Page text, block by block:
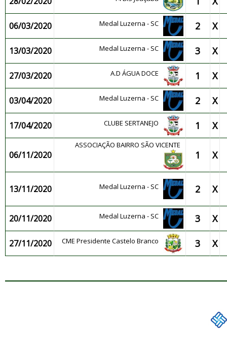
06/03/2020 Medal Luzerna - SC 2 X
13/03/2020 Medal Luzerna - SC 3 X
27/03/2020 A.D ÁGUA DOCE 1 X
03/04/2020 Medal Luzerna - SC 2 X
17/04/2020 CLUBE SERTANEJO 1 X
06/11/2020
ASSOCIAÇÃO BAIRRO SÃO VICENTE
1 X
13/11/2020 Medal Luzerna - SC 2 X
20/11/2020 Medal Luzerna - SC 3 X
27/11/2020 CME Presidente Castelo Branco 3 X